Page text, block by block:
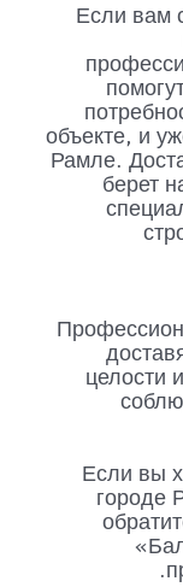
Если вам
объекте, и
Рамле.
берет
целости
Если вы
городе